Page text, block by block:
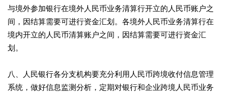
与境外参加银行在境外人民币业务清算行开立的人民币账户之
间，因结算需要可进行资金汇划。各境外人民币业务清算行在
境内开立的人民币清算账户之间，因结算需要可进行资金汇
划。
八、人民银行各分支机构要充分利用人民币跨境收付信息管理
系统，做好信息监测分析，定期对银行和企业跨境人民币业务